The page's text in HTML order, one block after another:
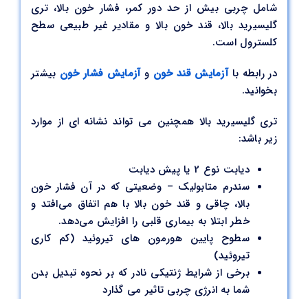
شامل چربی بیش از حد دور کمر، فشار خون بالا، تری
گلیسیرید بالا، قند خون بالا و مقادیر غیر طبیعی سطح
کلسترول است.
در رابطه باآزمایش قند خون وآزمایش فشار خون بیشتر
بخوانید.
تری گلیسیرید بالا همچنین می تواند نشانه ای از موارد
زیر باشد:
دیابت نوع 2 یا پیش دیابت
سندرم متابولیک – وضعیتی که در آن فشار خون
بالا، چاقی و قند خون بالا با هم اتفاق می‌افتد و
خطر ابتلا به بیماری قلبی را افزایش می‌دهد.
سطوح پایین هورمون های تیروئید (کم کاری
تیروئید)
برخی از شرایط ژنتیکی نادر که بر نحوه تبدیل بدن
شما به انرژی چربی تاثیر می گذارد